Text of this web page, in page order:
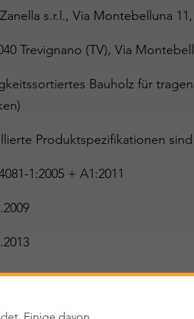
s.r.l., Via Montebelluna
Trevignano (TV), Via
Bauholz für
Produktspezifikationen
1:2005 + A1:2011